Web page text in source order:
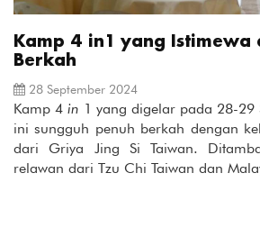
Kamp 4 in1 yang Istimewa
Berkah
28 September 2024
Kamp 4 in 1 yang digelar pada 28-29
ini sungguh penuh berkah dengan
dari Griya Jing Si Taiwan.
relawan dari Tzu Chi Taiwan dan